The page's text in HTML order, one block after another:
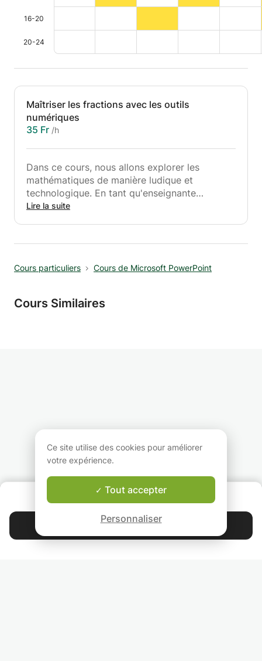
16-20
20-24
Maîtriser les fractions avec les outils
numériques
35 Fr /h
Dans ce cours, nous allons explorer les
mathématiques de manière ludique et
technologique. En tant qu'enseignante
spécialisée en technologie éducative, j'utilise
concepts de fractions et d'opérations. Mon
rendre les mathématiques accessibles,
Lire la suite
Cours particuliers Cours de Microsoft PowerPoint
Cours Similaires
Garantie Le-Bon-Prof
Contacter Reem
4.9 44 392
Ce site utilise des cookies pour améliorer
votre expérience.
Tout accepter
Personnaliser